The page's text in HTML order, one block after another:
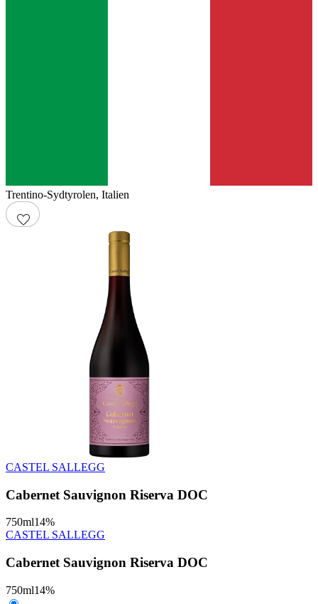
Trentino-Sydtyrolen, Italien
CASTEL SALLEGG
Cabernet Sauvignon Riserva DOC
750ml14%
CASTEL SALLEGG
Cabernet Sauvignon Riserva DOC
750ml14%